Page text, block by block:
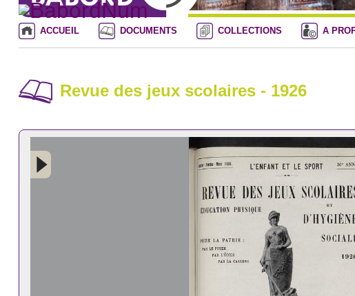
ACCUEIL DOCUMENTS COLLECTIONS A
Revue des jeux scolaires - 1926